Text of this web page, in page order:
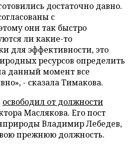
достаточно давно.
с
они так быстро
ли какие-то
для эффективности, это
ресурсов определить
данный момент все
- сказала Тимакова.
освободил от должности
Маслякова. Его пост
Владимир Лебедев,
прежнюю должность.